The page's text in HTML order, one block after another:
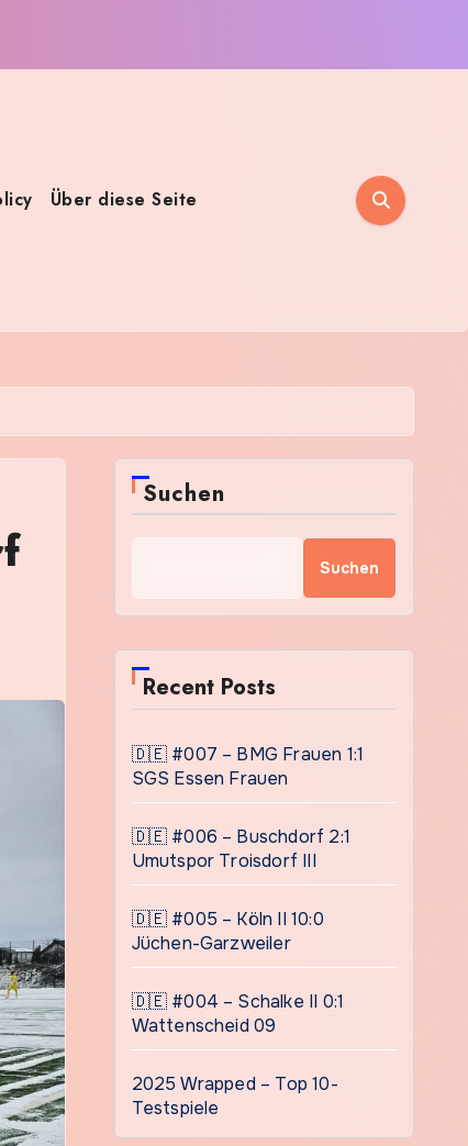
Über diese Seite
Suchen
Suchen
Recent Posts
🇩🇪 #007 – BMG Frauen 1:1
SGS Essen Frauen
🇩🇪 #006 – Buschdorf 2:1
Umutspor Troisdorf III
🇩🇪 #005 – Köln II 10:0
Jüchen-Garzweiler
🇩🇪 #004 – Schalke II 0:1
Wattenscheid 09
2025 Wrapped – Top 10-
Testspiele